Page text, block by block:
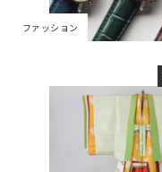
ファッション